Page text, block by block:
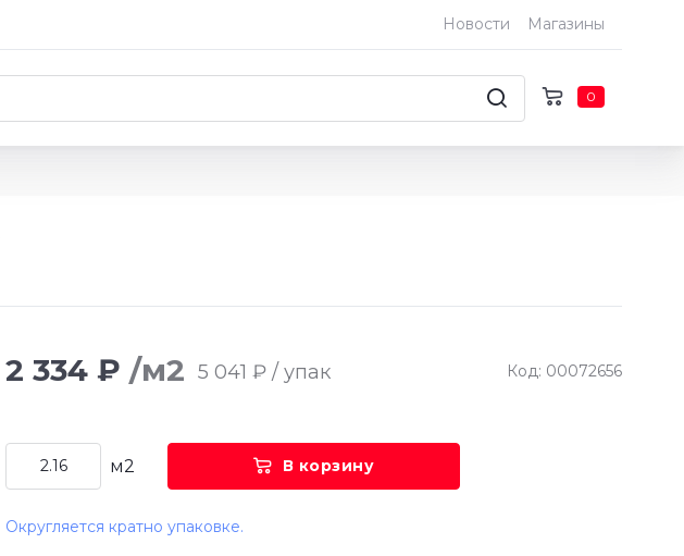
Новости Магазины
0
2 334 ₽ /м2 5 041 ₽ / упак Код: 00072656
м2 В корзину
Округляется кратно упаковке.